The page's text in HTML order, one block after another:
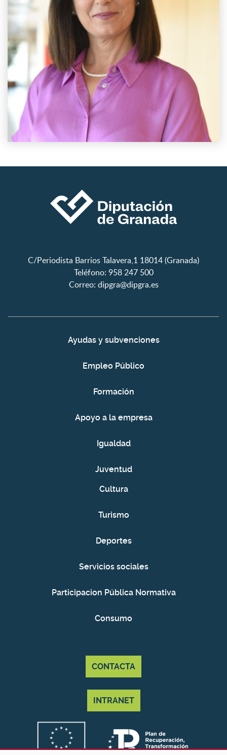
C/Periodista Barrios Talavera,1 18014 (Granada)
Teléfono: 958 247 500
Correo: dipgra@dipgra.es
Ayudas y subvenciones
Empleo Público
Formación
Apoyo a la empresa
Igualdad
Juventud
Cultura
Turismo
Deportes
Servicios sociales
Participacion Pública Normativa
Consumo
CONTACTA
INTRANET